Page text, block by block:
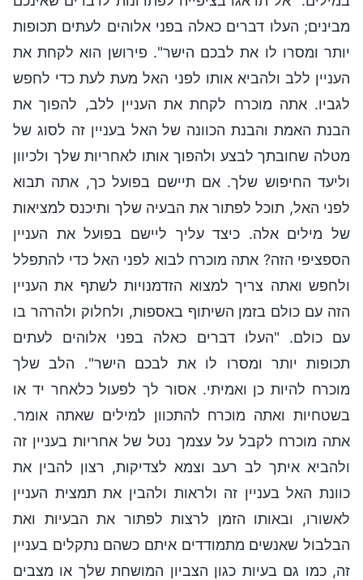
מבינים; העלו דברים כאלה בפני אלוהים לעתים תכופות
יותר ומסרו לו את לבכם הישר". פירושן הוא לקחת את
העניין ללב ולהביא אותו לפני האל מעת לעת כדי לחפש
לגביו. אתה מוכרח לקחת את העניין ללב, להפוך את
הבנת האמת והבנת הכוונה של האל בעניין זה לסוג של
מטלה שחובתך לבצע ולהפוך אותו לאחריות שלך ולכיוון
וליעד החיפוש שלך. אם תיישם בפועל כך, אתה תבוא
לפני האל, תוכל לפתור את הבעיה שלך ותיכנס למציאות
של מילים אלה. כיצד עליך ליישם בפועל את העניין
הספציפי הזה? אתה מוכרח לבוא לפני האל כדי להתפלל
ולחפש ואתה צריך למצוא הזדמנויות לשתף את העניין
הזה עם כולם בזמן השיתוף באספות, ולחלוק ולהרהר בו
עם כולם. "העלו דברים כאלה בפני אלוהים לעתים
תכופות יותר ומסרו לו את לבכם הישר". הלב שלך
מוכרח להיות כן ואמיתי. אסור לך לפעול כלאחר יד או
בשטחיות ואתה מוכרח להתכוון למילים שאתה אומר.
אתה מוכרח לקבל על עצמך נטל של אחריות בעניין זה
ולהביא איתך לב רעב וצמא לצדיקות, רצון להבין את
כוונת האל בעניין זה ולראות ולהבין את תמצית העניין
לאשורו, ובאותו הזמן לרצות לפתור את הבעיות ואת
הבלבול שאנשים מתמודדים איתם כשהם נתקלים בעניין
זה, כמו גם בעיות כגון הצביון המושחת שלך או מצבים